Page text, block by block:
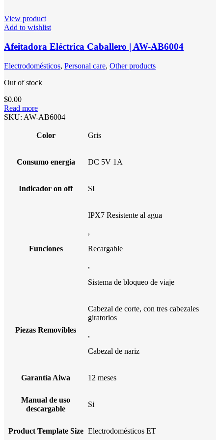
View product
Add to wishlist
Afeitadora Eléctrica Caballero | AW-AB6004
Electrodomésticos, Personal care, Other products
Out of stock
$0.00
Read more
SKU: AW-AB6004
Color Gris
Consumo energia DC 5V 1A
Indicador on off SI
Funciones
IPX7 Resistente al agua
,
Recargable
,
Sistema de bloqueo de viaje
Piezas Removibles
Cabezal de corte, con tres cabezales
giratorios
,
Cabezal de nariz
Garantía Aiwa 12 meses
Manual de uso
descargable
Si
Product Template Size Electrodomésticos ET